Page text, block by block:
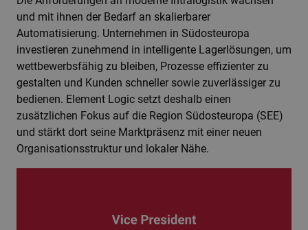
und mit ihnen der Bedarf an skalierbarer
Automatisierung. Unternehmen in Südosteuropa
investieren zunehmend in intelligente Lagerlösungen, um
wettbewerbsfähig zu bleiben, Prozesse effizienter zu
gestalten und Kunden schneller sowie zuverlässiger zu
bedienen. Element Logic setzt deshalb einen
zusätzlichen Fokus auf die Region Südosteuropa (SEE)
und stärkt dort seine Marktpräsenz mit einer neuen
Organisationsstruktur und lokaler Nähe.